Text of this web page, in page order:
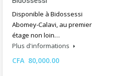
Disponible à Bidossessi
Abomey-Calavi, au premier
étage non loin…
Plus d'informations
CFA 80,000.00